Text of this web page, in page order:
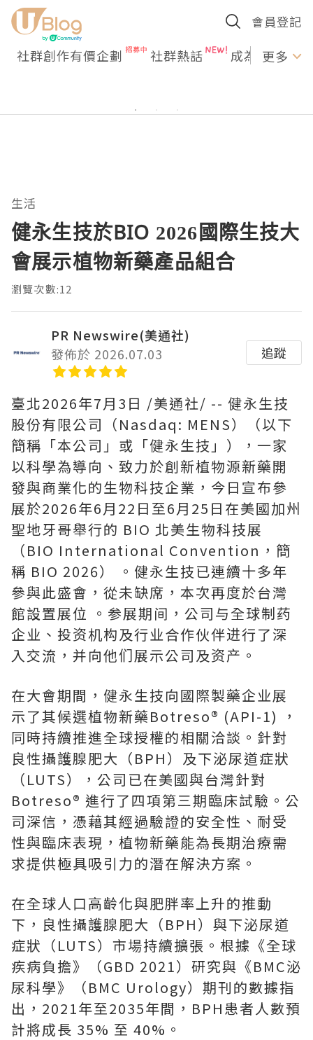
會員登記
社群創作有價企劃 社群熱話 成為U更多
生活
健永生技於BIO 2026國際生技大
會展示植物新藥產品組合
瀏覽次數:12
PR Newswire(美通社)
發佈於 2026.07.03
追蹤
臺北2026年7月3日 /美通社/ -- 健永生技
股份有限公司（Nasdaq: MENS）（以下
簡稱「本公司」或「健永生技」），一家
以科學為導向、致力於創新植物源新藥開
發與商業化的生物科技企業，今日宣布參
展於2026年6月22日至6月25日在美國加州
聖地牙哥舉行的 BIO 北美生物科技展
（BIO International Convention，簡
稱 BIO 2026） 。健永生技已連續十多年
參與此盛會，從未缺席，本次再度於台灣
館設置展位 。参展期间，公司与全球制药
企业、投资机构及行业合作伙伴进行了深
入交流，并向他们展示公司及资产。
在大會期間，健永生技向國際製藥企业展
示了其候選植物新藥Botreso® (API-1) ，
同時持續推進全球授權的相關洽談。針對
良性攝護腺肥大（BPH）及下泌尿道症狀
（LUTS），公司已在美國與台灣針對
Botreso® 進行了四項第三期臨床試驗。公
司深信，憑藉其經過驗證的安全性、耐受
性與臨床表現，植物新藥能為長期治療需
求提供極具吸引力的潛在解決方案。
在全球人口高齡化與肥胖率上升的推動
下，良性攝護腺肥大（BPH）與下泌尿道
症狀（LUTS）市場持續擴張。根據《全球
疾病負擔》（GBD 2021）研究與《BMC泌
尿科學》（BMC Urology）期刊的數據指
出，2021年至2035年間，BPH患者人數預
計將成長 35% 至 40%。